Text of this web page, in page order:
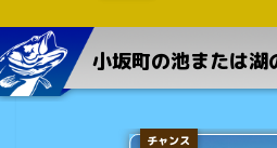
小坂町の池または湖
チャンス